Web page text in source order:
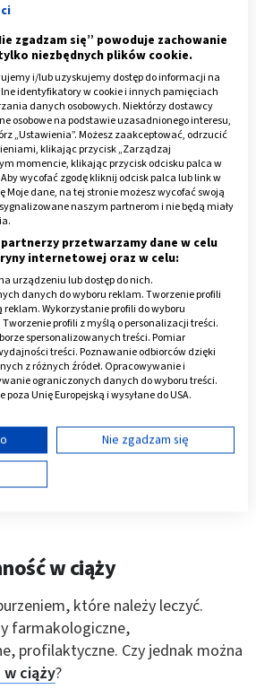
wygodne ułożenie się,
pozycji na materacu.
przed porodemczęsto są
stresu w ciąży, związanego
o zdrowie własne i dziecka.
zwiększone wydzielanie
kortyzol (hormon stresu),
(hormony walki i ucieczki),
Il-1, Il6, TNF-alfa. Wszystkie
zaburzenia snu.
w ciąży
które należy leczyć.
farmakologiczne,
profilaktyczne. Czy jednak można
w ciąży?
zgadzam się” powoduje zachowanie
niezbędnych plików cookie.
i/lub uzyskujemy dostęp do informacji na
identyfikatory w cookie i innych pamięciach
danych osobowych. Niektórzy dostawcy
osobowe na podstawie uzasadnionego interesu,
„Ustawienia”. Możesz zaakceptować, odrzucić
klikając przycisk „Zarządzaj
momencie, klikając przycisk odcisku palca w
wycofać zgodę kliknij odcisk palca lub link w
Moje dane, na tej stronie możesz wycofać swoją
naszym partnerom i nie będą miały
przetwarzamy dane w celu
internetowej oraz w celu:
urządzeniu lub dostęp do nich.
danych do wyboru reklam. Tworzenie profili
Wykorzystanie profili do wyboru
profili z myślą o personalizacji treści.
spersonalizowanych treści. Pomiar
treści. Poznawanie odbiorców dzięki
z różnych źródeł. Opracowywanie i
ograniczonych danych do wyboru treści.
Unię Europejską i wysyłane do USA.
(11 dostawców IAB)
celach:
danych do
spersonalizowanych
do wyboru
reklam
Nie zgadzam się